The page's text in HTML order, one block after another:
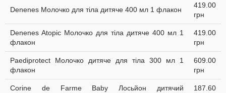
Denenes Молочко для тіла дитяче 400 мл 1 флакон
419.00
грн
Denenes Atopic Молочко для тіла дитяче 400 мл 1
флакон
419.00
грн
Paediprotect Молочко дитяче для тіла 300 мл 1
флакон
609.00
грн
Corine de Farme Baby Лосьйон дитячий
187.60